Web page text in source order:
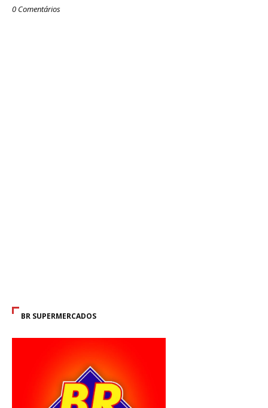
0 Comentários
BR SUPERMERCADOS